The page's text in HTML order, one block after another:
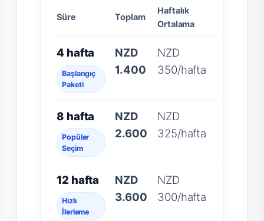
Süre Toplam
Haftalık
Ortalama
4 hafta
Başlangıç
Paketi
NZD
1.400
NZD
350/hafta
8 hafta
Popüler
Seçim
NZD
2.600
NZD
325/hafta
12 hafta
Hızlı
İlerleme
NZD
3.600
NZD
300/hafta